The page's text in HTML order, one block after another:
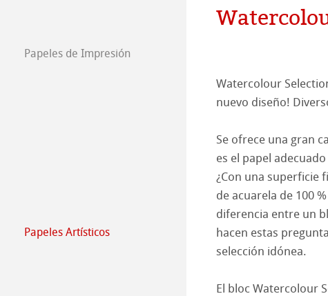
Empleados
Jobs @Hahnemühle
Papeles de Impresión
Matt FineArt
Matt FineArt textured
Glossy FineArt
Canvas FineArt
Hahnemühle Photo
Perfiles ICC
Download Perfiles
FAQ
Instalación
Archivo
Hahnemühle
Certified Studio
Contacto
Álbum FineArt &
Álbumes de lino
QT Albums x
Protect &
Papeles Artísticos
Papeles Artísticos
Watercolour
nuevo diseño!
Se ofrece una gran
es el papel
¿Con una superficie
de acuarela de 100
diferencia entre un
hacen estas
selección idónea.
El bloc Watercolour